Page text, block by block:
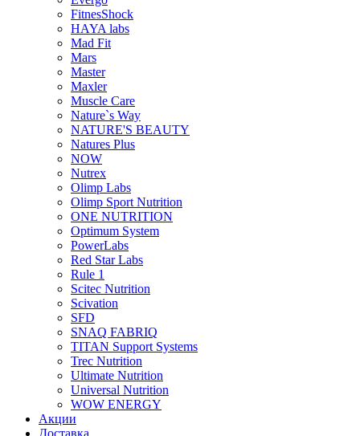
FitnesShock
HAYA labs
Mad Fit
Mars
Master
Maxler
Muscle Care
Nature`s Way
NATURE'S BEAUTY
Natures Plus
NOW
Nutrex
Olimp Labs
Olimp Sport Nutrition
ONE NUTRITION
Optimum System
PowerLabs
Red Star Labs
Rule 1
Scitec Nutrition
Scivation
SFD
SNAQ FABRIQ
TITAN Support Systems
Trec Nutrition
Ultimate Nutrition
Universal Nutrition
WOW ENERGY
Акции